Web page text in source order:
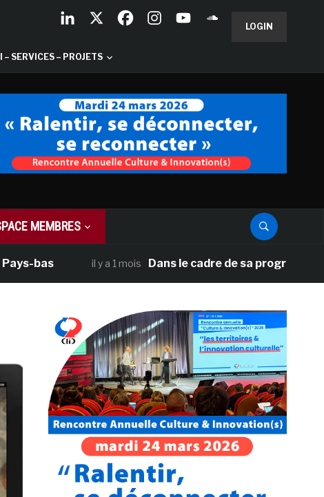
LOGIN
– SERVICES – PROJETS
MEMBRES
il y a 1 mois Dans le cadre de sa programmation